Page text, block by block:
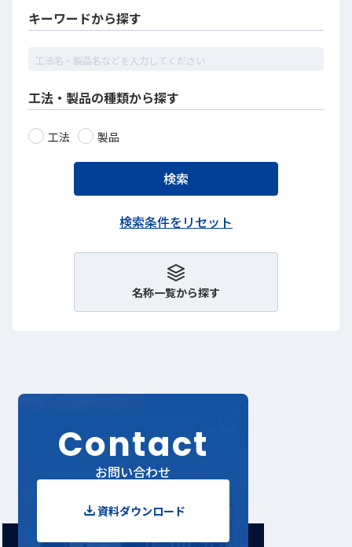
キーワードから探す
工法・製品の種類から探す
工法 製品
名称一覧から探す
Contact
お問い合わせ
資料ダウンロード